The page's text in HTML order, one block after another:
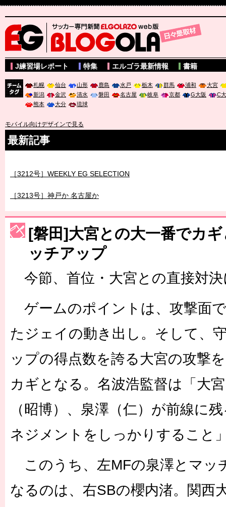
サッカー専門新聞ELGOLAZO web版 BLOGOLA
J練習場レポート 特集 エルゴラ最新情報 書籍
札幌 仙台 山形 鹿島 水戸 栃木 群馬 浦和
大宮
新潟
金沢 清水 磐田 名古屋 岐阜 京都 G大阪
C
熊本
大分 琉球
モバイル向けデザインで見る
最新記事
［3214号］WEST制覇
［3215号］WEEKLY EG SELECTION
［3216号］行く末占うラストワン
［3218号］WEEKLY EG SELECTION
［3219号］特別な覇者へ 大逆転か連破か
［3220号］伝説の王者、黄金のシャーレ
[磐田]大宮との大一番でカ
ッチアップ
今節、首位・大宮との直接対
ゲームのポイントは、攻撃面
たジェイの動き出し。そして、
ップの得点数を誇る大宮の攻撃
カギとなる。名波浩監督は「大
（昭博）、泉澤（仁）が前線に
ネジメントをしっかりすること
このうち、左MFの泉澤とマッ
なるのは、右SBの櫻内渚。関西